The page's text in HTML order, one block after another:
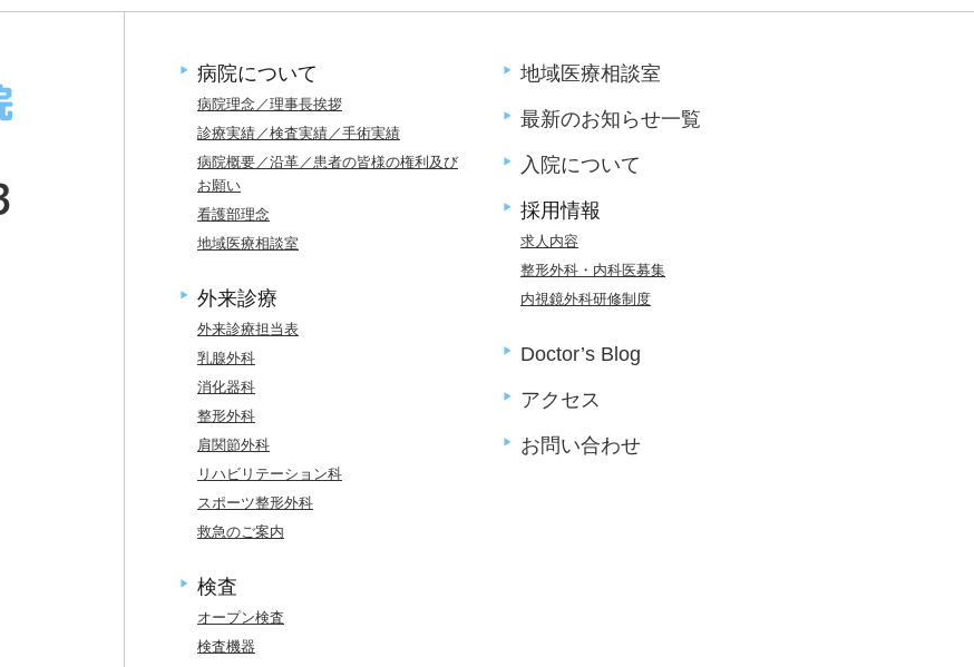
病院について
病院理念／理事長挨拶
診療実績／検査実績／手術実績
病院概要／沿革／患者の皆様の権利及び
お願い
看護部理念
地域医療相談室
外来診療
外来診療担当表
乳腺外科
消化器科
整形外科
肩関節外科
リハビリテーション科
スポーツ整形外科
救急のご案内
検査
オープン検査
検査機器
地域医療相談室
最新のお知らせ一覧
入院について
採用情報
求人内容
整形外科・内科医募集
内視鏡外科研修制度
Doctor’s Blog
アクセス
お問い合わせ